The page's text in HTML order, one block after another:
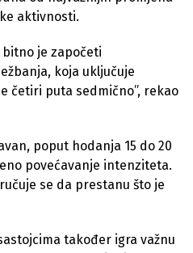
aktivnosti.
je započeti
koja uključuje
četiri puta sedmično”, rekao
poput hodanja 15 do 20
povećavanje intenziteta.
se da prestanu što je
također igra važnu